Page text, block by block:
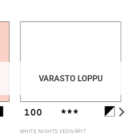
VARASTO LOPPU
WHITE NIGHTS VESIVÄRIT